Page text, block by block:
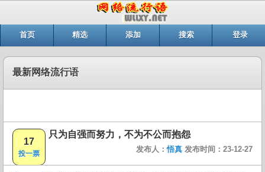
首页 精选 添加 搜索 登录
最新网络流行语
17
投一票
只为自强而努力，不为不公而抱怨
发布人：悟真 发布时间：23-12-27